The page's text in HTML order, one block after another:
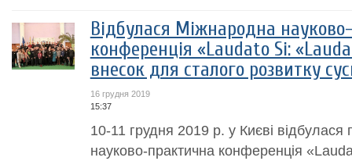
Відбулася Міжнародна
конференція «Laudato Si:
внесок для сталого розвитку
16 грудня 2019
15:37
10-11 грудня 2019 р. у Києві
науково-практична конференція